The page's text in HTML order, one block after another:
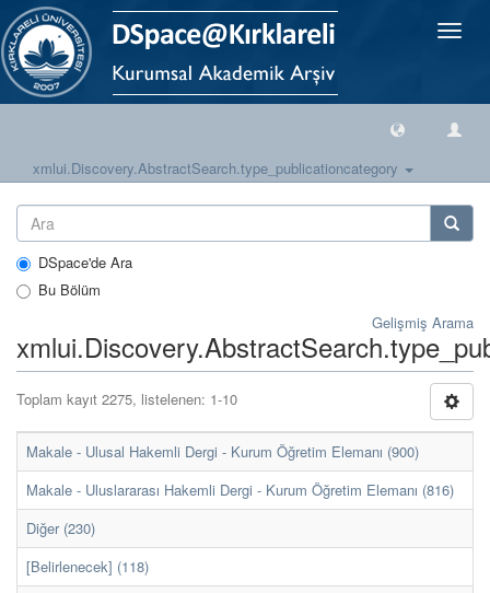
Geçiş
xmlui.Discovery.AbstractSearch.type_publicationcategory
DSpace'de Ara
Bu Bölüm
Gelişmiş Arama
Toplam kayıt 2275, listelenen: 1-10
Makale - Ulusal Hakemli Dergi - Kurum Öğretim Elemanı (900)
Makale - Uluslararası Hakemli Dergi - Kurum Öğretim Elemanı (816)
Diğer (230)
[Belirlenecek] (118)